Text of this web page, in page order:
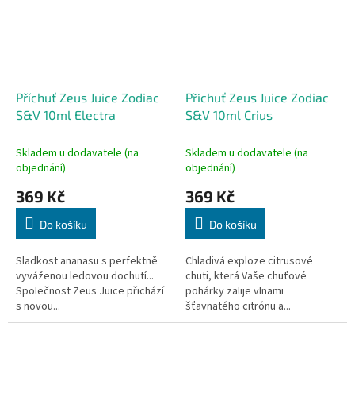
Příchuť Zeus Juice Zodiac
S&V 10ml Electra
Skladem u dodavatele (na
objednání)
369 Kč
Do košíku
Sladkost ananasu s perfektně
vyváženou ledovou dochutí...
Společnost Zeus Juice přichází
s novou...
Příchuť Zeus Juice Zodiac
S&V 10ml Crius
Skladem u dodavatele (na
objednání)
369 Kč
Do košíku
Chladivá exploze citrusové
chuti, která Vaše chuťové
pohárky zalije vlnami
šťavnatého citrónu a...